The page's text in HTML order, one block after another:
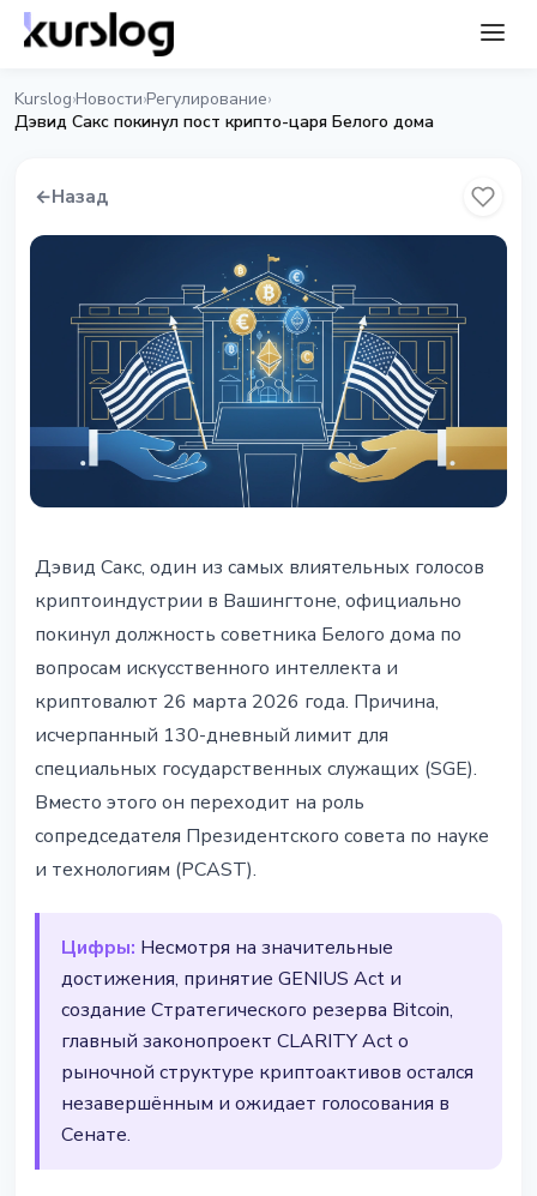
Kurslog›Новости›Регулирование›
Дэвид Сакс покинул пост крипто-царя Белого дома
←Назад
Дэвид Сакс покинул пост крипто-
царя Белого дома - ключевые
законы не завершены
27 марта 2026 г. 3 мин чтения
Наталия Дорофеева
Дэвид Сакс, один из самых влиятельных голосов
криптоиндустрии в Вашингтоне, официально
покинул должность советника Белого дома по
вопросам искусственного интеллекта и
криптовалют 26 марта 2026 года. Причина,
исчерпанный 130-дневный лимит для
специальных государственных служащих (SGE).
Вместо этого он переходит на роль
сопредседателя Президентского совета по науке
и технологиям (PCAST).
Цифры: Несмотря на значительные
достижения, принятие GENIUS Act и
создание Стратегического резерва Bitcoin,
главный законопроект CLARITY Act о
рыночной структуре криптоактивов остался
незавершённым и ожидает голосования в
Сенате.